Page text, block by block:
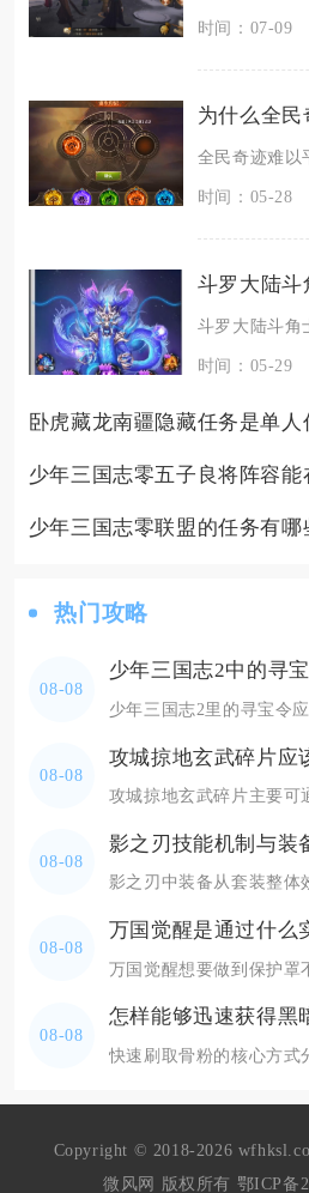
时间：07-09
时间：05-28
时间：05-29
少年三国志零联盟的任务有哪
热门攻略
08-08
少年三国志2中的寻
08-08
攻城掠地玄武碎片应
08-08
影之刃技能机制与装
08-08
08-08
Copyright © 2018-2026
微风网 版权所有 鄂ICP备